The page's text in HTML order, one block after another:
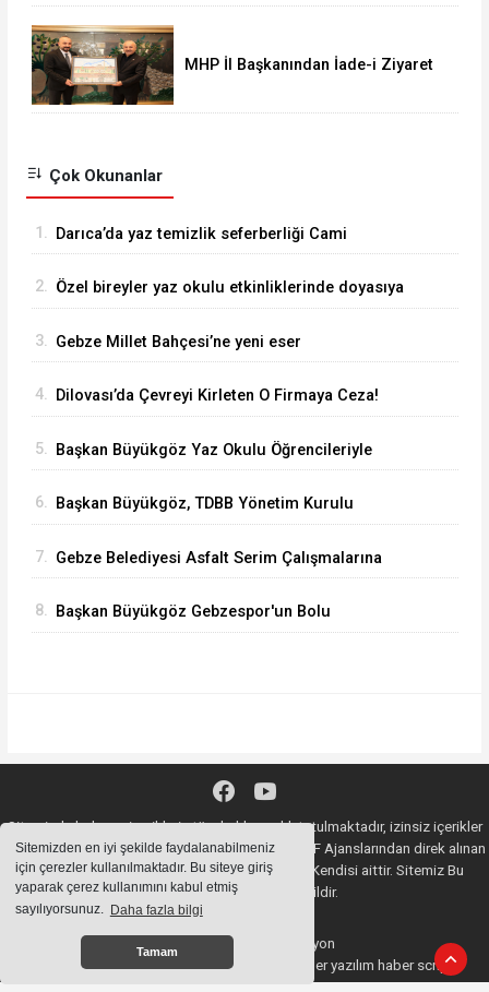
Sitemizden en iyi şekilde faydalanabilmeniz
için çerezler kullanılmaktadır. Bu siteye giriş
yaparak çerez kullanımını kabul etmiş
sayılıyorsunuz. Daha fazla bilgi
Tamam
MHP İl Başkanından İade-i Ziyaret
Çok Okunanlar
1. Darıca’da yaz temizlik seferberliği Cami
2. Özel bireyler yaz okulu etkinliklerinde doyasıya
3. Gebze Millet Bahçesi’ne yeni eser
4. Dilovası’da Çevreyi Kirleten O Firmaya Ceza!
5. Başkan Büyükgöz Yaz Okulu Öğrencileriyle
6. Başkan Büyükgöz, TDBB Yönetim Kurulu
7. Gebze Belediyesi Asfalt Serim Çalışmalarına
8. Başkan Büyükgöz Gebzespor'un Bolu
Sitemizde bulunan içeriklerin tüm hakları saklı tutulmaktadır, izinsiz içerikler
kullanılamaz. Copyright 2020© AA, İHA, DHA, İGF Ajanslarından direk alınan
haberlerin YASAL SORUMLULUĞU Ajansların Kendisi aittir. Sitemiz Bu
Haberlerden Sorumlu değildir.
Haber Yazılımı:
Web Aksiyon
haber yazılımı
haber scripti haber yazılım haber script